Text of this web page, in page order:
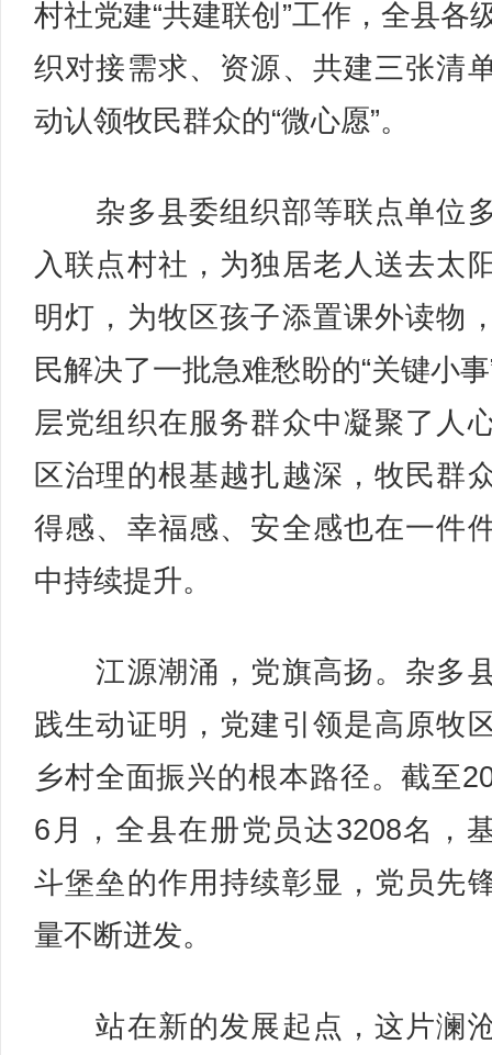
村社党建“共建联创”工作，全县各
织对接需求、资源、共建三张清
动认领牧民群众的“微心愿”。
杂多县委组织部等联点单位
入联点村社，为独居老人送去太
明灯，为牧区孩子添置课外读物
民解决了一批急难愁盼的“关键小
层党组织在服务群众中凝聚了人
区治理的根基越扎越深，牧民群
得感、幸福感、安全感也在一件
中持续提升。
江源潮涌，党旗高扬。杂多
践生动证明，党建引领是高原牧
乡村全面振兴的根本路径。截至
6月，全县在册党员达3208名，
斗堡垒的作用持续彰显，党员先
量不断迸发。
站在新的发展起点，这片澜